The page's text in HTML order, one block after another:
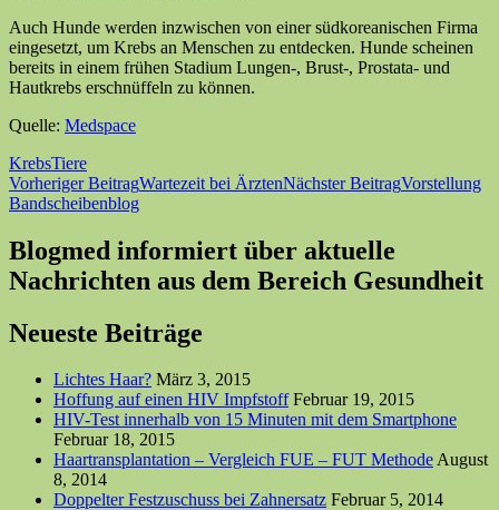
Auch Hunde werden inzwischen von einer südkoreanischen Firma
eingesetzt, um Krebs an Menschen zu entdecken. Hunde scheinen
bereits in einem frühen Stadium Lungen-, Brust-, Prostata- und
Hautkrebs erschnüffeln zu können.
Quelle: Medspace
KrebsTiere
Beitragsnavigation
Vorheriger BeitragWartezeit bei ÄrztenNächster BeitragVorstellung
Bandscheibenblog
Blogmed informiert über aktuelle
Nachrichten aus dem Bereich Gesundheit
Neueste Beiträge
Lichtes Haar? März 3, 2015
Hoffung auf einen HIV Impfstoff Februar 19, 2015
HIV-Test innerhalb von 15 Minuten mit dem Smartphone
Februar 18, 2015
Haartransplantation – Vergleich FUE – FUT MethodeAugust
8, 2014
Doppelter Festzuschuss bei Zahnersatz Februar 5, 2014